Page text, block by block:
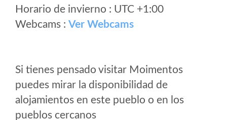
Horario de invierno : UTC +1:00
Webcams : Ver Webcams
Si tienes pensado visitar Moimentos
puedes mirar la disponibilidad de
alojamientos en este pueblo o en los
pueblos cercanos